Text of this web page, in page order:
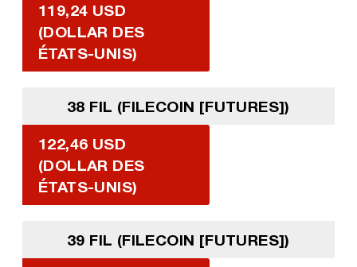
119,24 USD
(DOLLAR DES
ÉTATS-UNIS)
38 FIL (FILECOIN [FUTURES])
122,46 USD
(DOLLAR DES
ÉTATS-UNIS)
39 FIL (FILECOIN [FUTURES])